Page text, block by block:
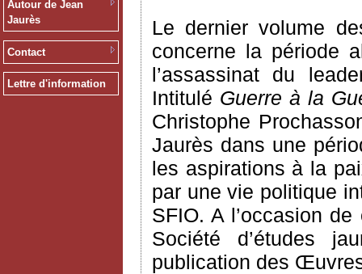
Autour de Jean
Jaurès
Contact
Lettre d'information
Le dernier volume
concerne la période
l’assassinat du
Intitulé Guerre à la
Christophe
Jaurès dans une
les aspirations à la
par une vie politique
SFIO. A l’occasion
Société d’études
publication des